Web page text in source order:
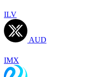
ILV
AUD
IMX